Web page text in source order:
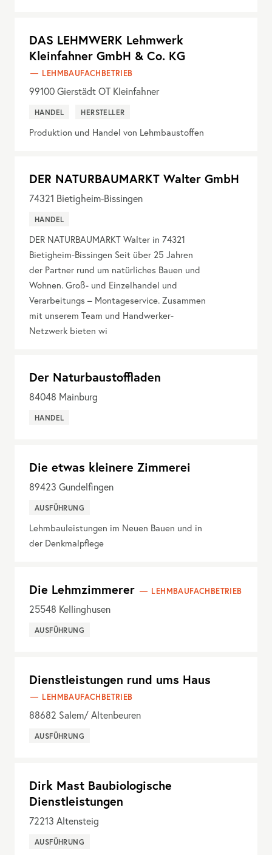
DAS LEHMWERK Lehmwerk
Kleinfahner GmbH & Co. KG
LEHMBAUFACHBETRIEB
99100 Gierstädt OT Kleinfahner
HANDEL HERSTELLER
Produktion und Handel von Lehmbaustoffen
DER NATURBAUMARKT Walter GmbH
74321 Bietigheim-Bissingen
HANDEL
DER NATURBAUMARKT Walter in 74321
Bietigheim-Bissingen Seit über 25 Jahren
der Partner rund um natürliches Bauen und
Wohnen. Groß- und Einzelhandel und
Verarbeitungs – Montageservice. Zusammen
mit unserem Team und Handwerker-
Netzwerk bieten wi
Der Naturbaustoffladen
84048 Mainburg
HANDEL
Die etwas kleinere Zimmerei
89423 Gundelfingen
AUSFÜHRUNG
Lehmbauleistungen im Neuen Bauen und in
der Denkmalpflege
Die Lehmzimmerer LEHMBAUFACHBETRIEB
25548 Kellinghusen
AUSFÜHRUNG
Dienstleistungen rund ums Haus
LEHMBAUFACHBETRIEB
88682 Salem/ Altenbeuren
AUSFÜHRUNG
Dirk Mast Baubiologische
Dienstleistungen
72213 Altensteig
AUSFÜHRUNG